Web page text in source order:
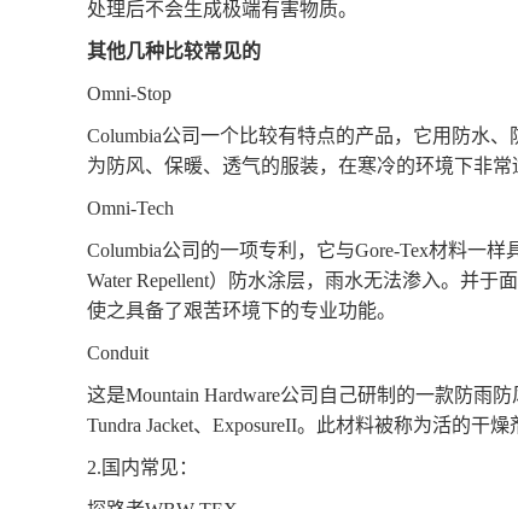
处理后不会生成极端有害物质。
其他几种比较常见的
Omni-Stop
Columbia公司一个比较有特点的产品，它用防水
为防风、保暖、透气的服装，在寒冷的环境下非常
Omni-Tech
Columbia公司的一项专利，它与Gore-Tex材料一
Water Repellent）防水涂层，雨水无法渗入。并于
使之具备了艰苦环境下的专业功能。
Conduit
这是Mountain Hardware公司自己研制的一款防雨
Tundra Jacket、ExposureII。此材料被称为活的干
2.国内常见 ：